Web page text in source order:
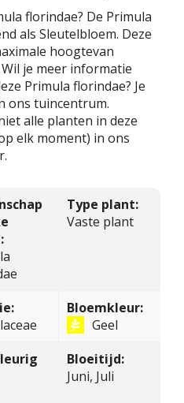
florindae? De Primula
als Sleutelbloem. Deze
hoogtevan
je meer informatie
Primula florindae? Je
ons tuincentrum.
alle planten in deze
elk moment) in ons
Type plant:
Vaste plant
Bloemkleur:
Geel
Bloeitijd:
Juni, Juli